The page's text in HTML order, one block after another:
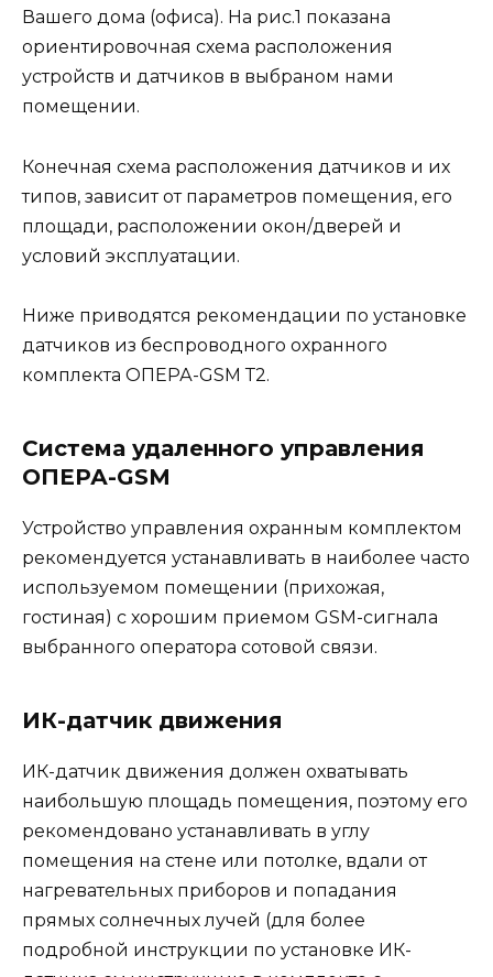
Вашего дома (офиса). На рис.1 показана
ориентировочная схема расположения
устройств и датчиков в выбраном нами
помещении.
Конечная схема расположения датчиков и их
типов, зависит от параметров помещения, его
площади, расположении окон/дверей и
условий эксплуатации.
Ниже приводятся рекомендации по установке
датчиков из беспроводного охранного
комплекта ОПЕРА-GSM Т2.
Система удаленного управления
ОПЕРА-GSM
Устройство управления охранным комплектом
рекомендуется устанавливать в наиболее часто
используемом помещении (прихожая,
гостиная) с хорошим приемом GSM-сигнала
выбранного оператора сотовой связи.
ИК-датчик движения
ИК-датчик движения должен охватывать
наибольшую площадь помещения, поэтому его
рекомендовано устанавливать в углу
помещения на стене или потолке, вдали от
нагревательных приборов и попадания
прямых солнечных лучей (для более
подробной инструкции по установке ИК-